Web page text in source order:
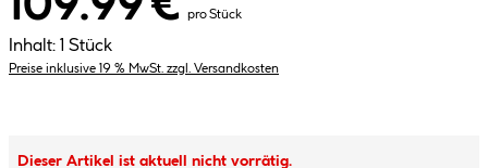
pro Stück
Inhalt: 1 Stück
Preise inklusive 19 % MwSt. zzgl. Versandkosten
Dieser Artikel ist aktuell nicht vorrätig.